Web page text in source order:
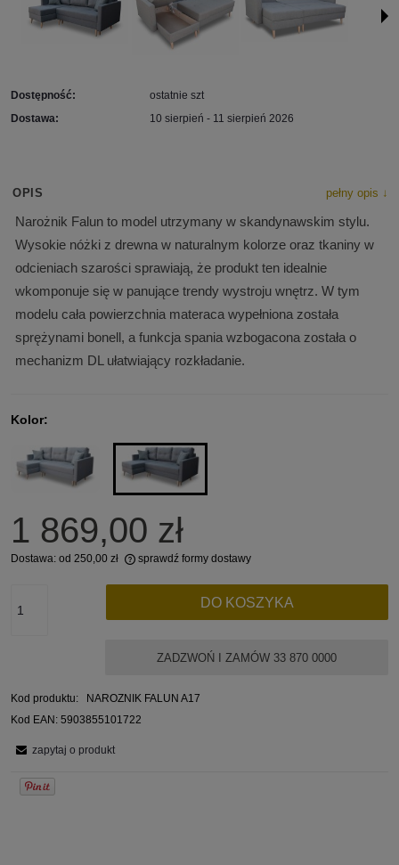
Dostępność:
ostatnie szt
Dostawa:
10 sierpień - 11 sierpień 2026
OPIS pełny opis ↓
Narożnik Falun to model utrzymany w skandynawskim stylu.
Wysokie nóżki z drewna w naturalnym kolorze oraz tkaniny w
odcieniach szarości sprawiają, że produkt ten idealnie
wkomponuje się w panujące trendy wystroju wnętrz. W tym
modelu cała powierzchnia materaca wypełniona została
sprężynami bonell, a funkcja spania wzbogacona została o
mechanizm DL ułatwiający rozkładanie.
Kolor:
1 869,00 zł
Dostawa: od 250,00 zł sprawdź formy dostawy
DO KOSZYKA
ZADZWOŃ I ZAMÓW 33 870 0000
Kod produktu:
NAROZNIK FALUN A17
Kod EAN: 5903855101722
zapytaj o produkt